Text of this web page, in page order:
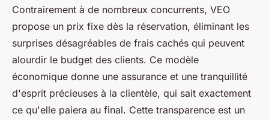
Contrairement à de nombreux concurrents, VEO
propose un prix fixe dès la réservation, éliminant les
surprises désagréables de frais cachés qui peuvent
alourdir le budget des clients. Ce modèle
économique donne une assurance et une tranquillité
d'esprit précieuses à la clientèle, qui sait exactement
ce qu'elle paiera au final. Cette transparence est un